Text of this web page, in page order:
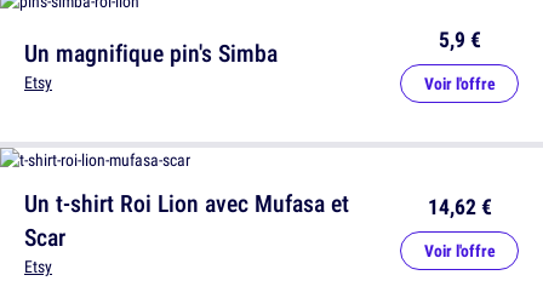
Un magnifique pin's Simba
Etsy
5,9 €
Voir l'offre
Un t-shirt Roi Lion avec Mufasa et
Scar
Etsy
14,62 €
Voir l'offre